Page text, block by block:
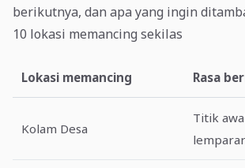
berikutnya, dan apa yang ingin
10 lokasi memancing sekilas
Lokasi memancing Rasa
Kolam Desa
Titik